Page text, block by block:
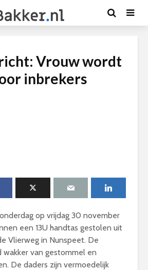
Vrouw wordt
inbrekers
op vrijdag 30 november
een 13U handtas gestolen uit
Vlierweg in Nunspeet. De
van gestommel en
De daders zijn vermoedelijk